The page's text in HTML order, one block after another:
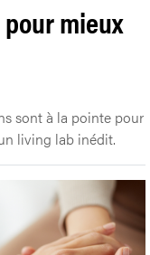
mieux
sont à la pointe pour
living lab inédit.